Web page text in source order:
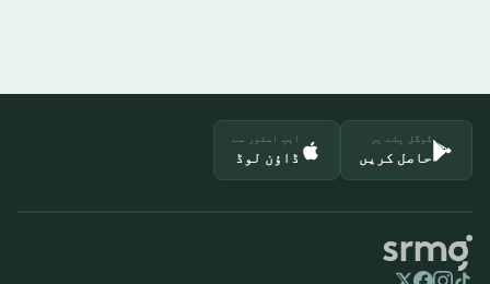
گوگل پلے پر
حاصل کریں
ایپ اسٹور سے
ڈاؤن لوڈ